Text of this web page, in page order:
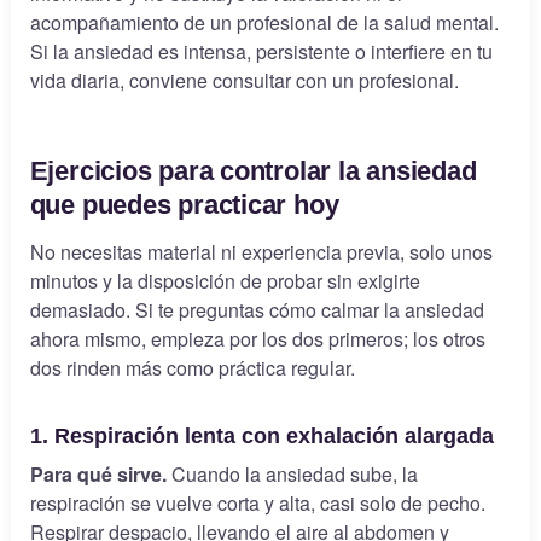
acompañamiento de un profesional de la salud mental.
Si la ansiedad es intensa, persistente o interfiere en tu
vida diaria, conviene consultar con un profesional.
Ejercicios para controlar la ansiedad
que puedes practicar hoy
No necesitas material ni experiencia previa, solo unos
minutos y la disposición de probar sin exigirte
demasiado. Si te preguntas cómo calmar la ansiedad
ahora mismo, empieza por los dos primeros; los otros
dos rinden más como práctica regular.
1. Respiración lenta con exhalación alargada
Para qué sirve.Cuando la ansiedad sube, la
respiración se vuelve corta y alta, casi solo de pecho.
Respirar despacio, llevando el aire al abdomen y